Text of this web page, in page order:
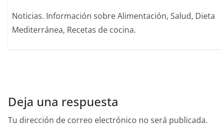
Noticias. Información sobre Alimentación, Salud, Dieta
Mediterránea, Recetas de cocina.
Deja una respuesta
Tu dirección de correo electrónico no será publicada.